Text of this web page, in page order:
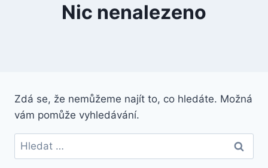
Nic nenalezeno
Zdá se, že nemůžeme najít to, co hledáte. Možná
vám pomůže vyhledávání.
Vyhledávání